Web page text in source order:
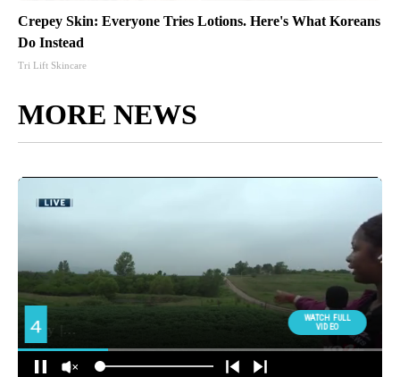
Crepey Skin: Everyone Tries Lotions. Here's What Koreans
Do Instead
Tri Lift Skincare
MORE NEWS